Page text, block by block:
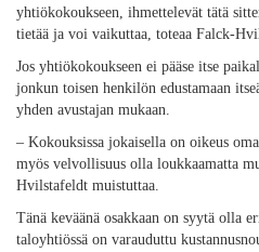
yhtiökokoukseen, ihmettelevät tätä
tietää ja voi vaikuttaa, toteaa Falck-
Jos yhtiökokoukseen ei pääse itse
jonkun toisen henkilön edustamaan
yhden avustajan mukaan.
– Kokouksissa jokaisella on oikeus
myös velvollisuus olla loukkaamatta
Hvilstafeldt muistuttaa.
Tänä keväänä osakkaan on syytä olla
taloyhtiössä on varauduttu